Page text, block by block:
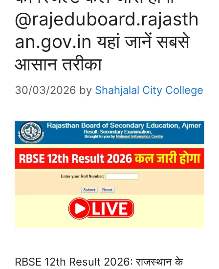
@rajeduboard.rajasth
an.gov.in यहां जानें सबसे
आसान तरीका
30/03/2026 by Shahjalal City College
RBSE 12th Result 2026: राजस्थान के